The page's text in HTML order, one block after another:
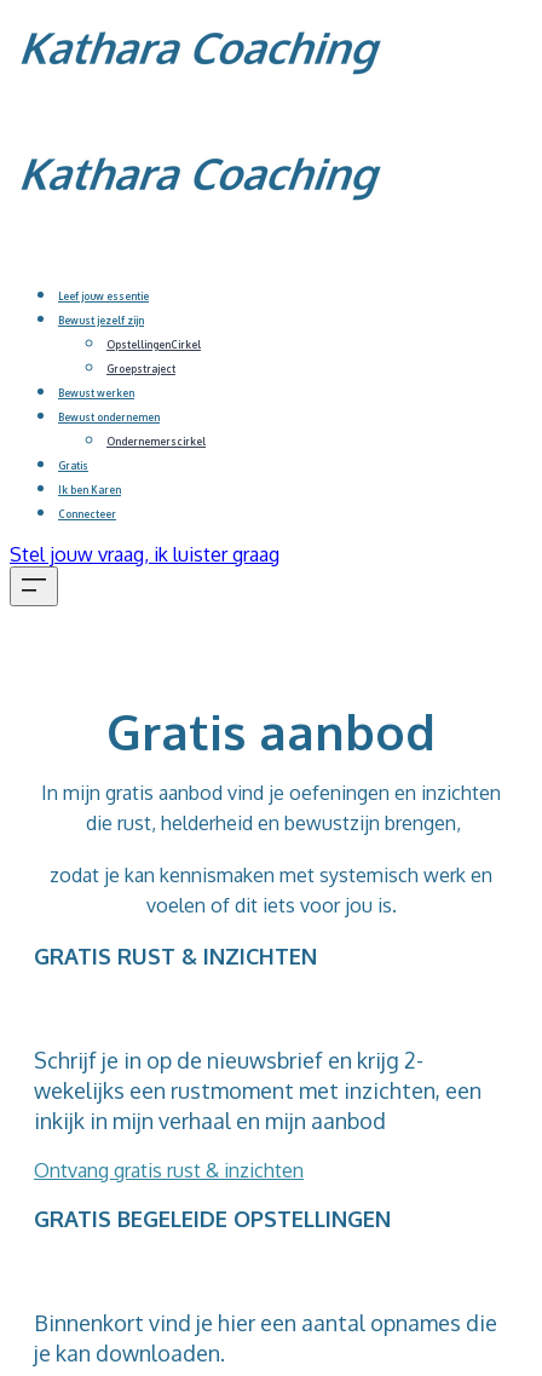
Leef jouw essentie
Bewust jezelf zijn
OpstellingenCirkel
Groepstraject
Bewust werken
Bewust ondernemen
Ondernemerscirkel
Gratis
Ik ben Karen
Connecteer
Stel jouw vraag, ik luister graag
Gratis aanbod
In mijn gratis aanbod vind je oefeningen en inzichten
die rust, helderheid en bewustzijn brengen,
zodat je kan kennismaken met systemisch werk en
voelen of dit iets voor jou is.
GRATIS RUST & INZICHTEN
Schrijf je in op de nieuwsbrief en krijg 2-
wekelijks een rustmoment met inzichten, een
inkijk in mijn verhaal en mijn aanbod
Ontvang gratis rust & inzichten
GRATIS BEGELEIDE OPSTELLINGEN
Binnenkort vind je hier een aantal opnames die
je kan downloaden.